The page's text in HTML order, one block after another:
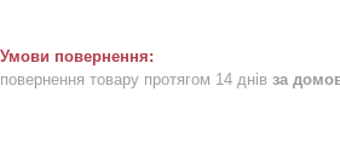
повернення товару протягом 14 днів за